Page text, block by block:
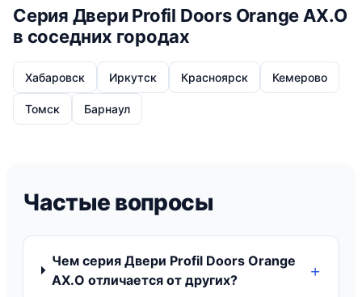
Серия Двери Profil Doors Orange AX.O
в соседних городах
Хабаровск Иркутск Красноярск Кемерово
Томск Барнаул
Частые вопросы
Чем серия Двери Profil Doors Orange
AX.O отличается от других?